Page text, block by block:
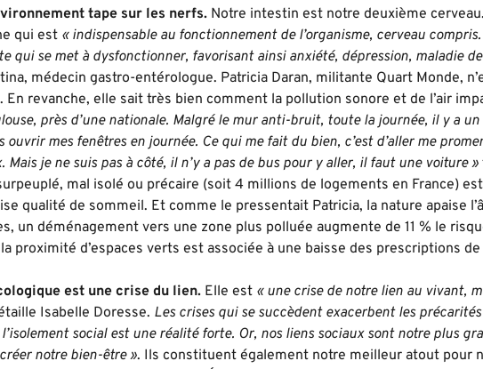
tape sur les nerfs. Notre intestin est notre deuxième
qui est « indispensable au fonctionnement de l’organisme, cerveau
qui se met à dysfonctionner, favorisant ainsi anxiété, dépression, maladie
médecin gastro-entérologue. Patricia Daran, militante Quart Monde,
En revanche, elle sait très bien comment la pollution sonore et de l’air
près d’une nationale. Malgré le mur anti-bruit, toute la journée, il y a
ouvrir mes fenêtres en journée. Ce qui me fait du bien, c’est d’aller me
Mais je ne suis pas à côté, il n’y a pas de bus pour y aller, il faut une voiture »
mal isolé ou précaire (soit 4 millions de logements en France)
qualité de sommeil. Et comme le pressentait Patricia, la nature apaise
un déménagement vers une zone plus polluée augmente de 11 % le
proximité d’espaces verts est associée à une baisse des prescriptions
est une crise du lien. Elle est « une crise de notre lien au vivant,
Isabelle Doresse. Les crises qui se succèdent exacerbent les
social est une réalité forte. Or, nos liens sociaux sont notre plus
notre bien-être ». Ils constituent également notre meilleur atout pour